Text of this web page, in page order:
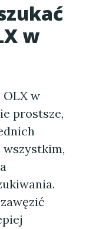
w
w
prostsze,